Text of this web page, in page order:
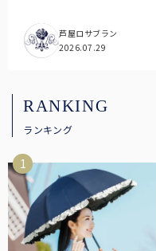
芦屋ロサブラン
2026.07.29
RANKING
ランキング